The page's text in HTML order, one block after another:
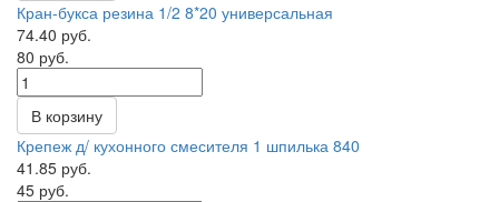
Кран-букса резина 1/2 8*20 универсальная
74.40 руб.
80 руб.
В корзину
Крепеж д/ кухонного смесителя 1 шпилька 840
41.85 руб.
45 руб.